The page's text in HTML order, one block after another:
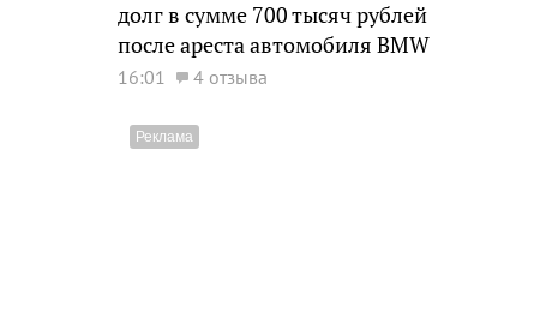
долг в сумме 700 тысяч рублей
после ареста автомобиля BMW
16:01 4 отзыва